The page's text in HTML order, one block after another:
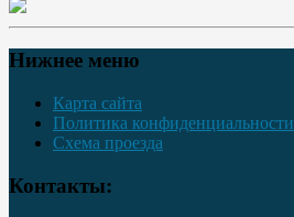
Нижнее меню
Карта сайта
Политика конфиденциальности
Схема проезда
Контакты: